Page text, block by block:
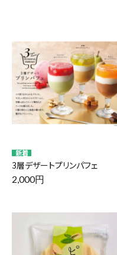
3層デザートプリンパフェ
2,000円